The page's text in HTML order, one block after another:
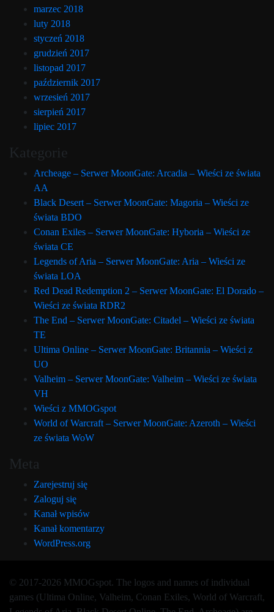
marzec 2018
luty 2018
styczeń 2018
grudzień 2017
listopad 2017
październik 2017
wrzesień 2017
sierpień 2017
lipiec 2017
Kategorie
Archeage – Serwer MoonGate: Arcadia – Wieści ze świata
AA
Black Desert – Serwer MoonGate: Magoria – Wieści ze
świata BDO
Conan Exiles – Serwer MoonGate: Hyboria – Wieści ze
świata CE
Legends of Aria – Serwer MoonGate: Aria – Wieści ze
świata LOA
Red Dead Redemption 2 – Serwer MoonGate: El Dorado –
Wieści ze świata RDR2
The End – Serwer MoonGate: Citadel – Wieści ze świata
TE
Ultima Online – Serwer MoonGate: Britannia – Wieści z
UO
Valheim – Serwer MoonGate: Valheim – Wieści ze świata
VH
Wieści z MMOGspot
World of Warcraft – Serwer MoonGate: Azeroth – Wieści
ze świata WoW
Meta
Zarejestruj się
Zaloguj się
Kanał wpisów
Kanał komentarzy
WordPress.org
© 2017-2026 MMOGspot. The logos and names of individual
games (Ultima Online, Valheim, Conan Exiles, World of Warcraft,